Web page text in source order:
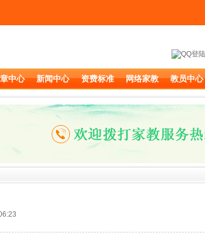
中心 新闻中心 资费标准 网络家教 教员中心